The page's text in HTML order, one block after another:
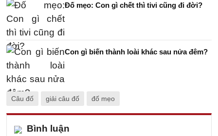
Đố mẹo: Con gì chết thì tivi cũng đi đời?
Con gì biến thành loài khác sau nửa đêm?
Câu đố giải câu đố đố mẹo
Bình luận